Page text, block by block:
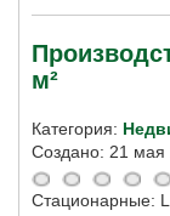
м²
Категория:
Создано: 21 мая
Стационарные: